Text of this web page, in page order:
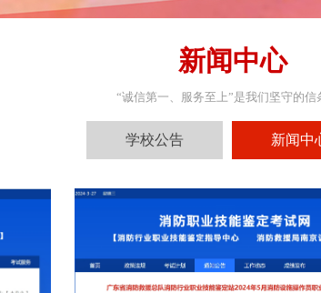
新闻中心
“诚信第一、服务至上”是我们坚守的信
学校公告 新闻中